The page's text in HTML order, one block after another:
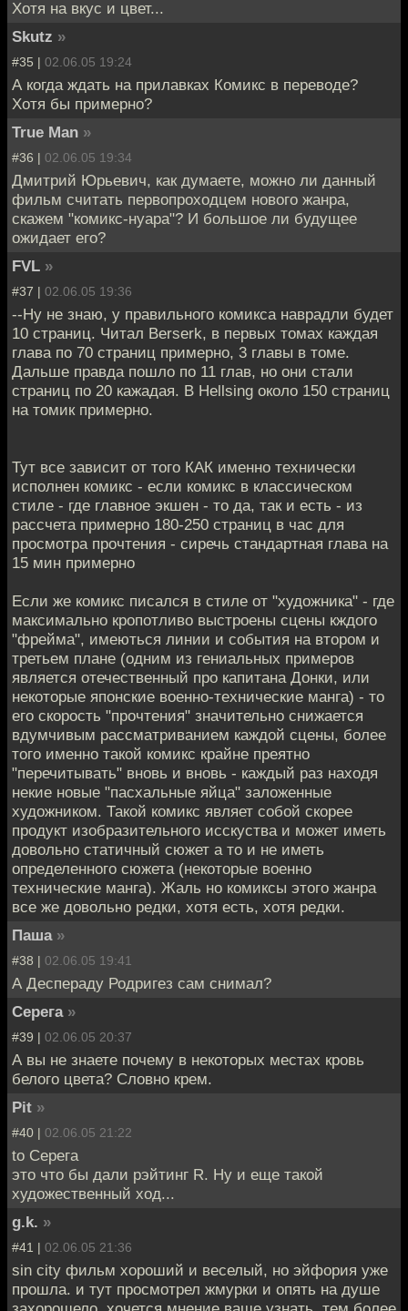
Хотя на вкус и цвет...
Skutz »
#35 | 02.06.05 19:24
А когда ждать на прилавках Комикс в переводе?
Хотя бы примерно?
True Man »
#36 | 02.06.05 19:34
Дмитрий Юрьевич, как думаете, можно ли данный
фильм считать первопроходцем нового жанра,
скажем "комикс-нуара"? И большое ли будущее
ожидает его?
FVL »
#37 | 02.06.05 19:36
--Ну не знаю, у правильного комикса наврадли будет
10 страниц. Читал Berserk, в первых томах каждая
глава по 70 страниц примерно, 3 главы в томе.
Дальше правда пошло по 11 глав, но они стали
страниц по 20 кажадая. В Hellsing около 150 страниц
на томик примерно.
Тут все зависит от того КАК именно технически
исполнен комикс - если комикс в классическом
стиле - где главное экшен - то да, так и есть - из
рассчета примерно 180-250 страниц в час для
просмотра прочтения - сиречь стандартная глава на
15 мин примерно
Если же комикс писался в стиле от "художника" - где
максимально кропотливо выстроены сцены кждого
"фрейма", имеються линии и события на втором и
третьем плане (одним из гениальных примеров
является отечественный про капитана Донки, или
некоторые японские военно-технические манга) - то
его скорость "прочтения" значительно снижается
вдумчивым рассматриванием каждой сцены, более
того именно такой комикс крайне преятно
"перечитывать" вновь и вновь - каждый раз находя
некие новые "пасхальные яйца" заложенные
художником. Такой комикс являет собой скорее
продукт изобразительного исскуства и может иметь
довольно статичный сюжет а то и не иметь
определенного сюжета (некоторые военно
технические манга). Жаль но комиксы этого жанра
все же довольно редки, хотя есть, хотя редки.
Паша »
#38 | 02.06.05 19:41
А Деспераду Родригез сам снимал?
Серега »
#39 | 02.06.05 20:37
А вы не знаете почему в некоторых местах кровь
белого цвета? Словно крем.
Pit »
#40 | 02.06.05 21:22
to Серега
это что бы дали рэйтинг R. Ну и еще такой
художественный ход...
g.k. »
#41 | 02.06.05 21:36
sin city фильм хороший и веселый, но эйфория уже
прошла. и тут просмотрел жмурки и опять на душе